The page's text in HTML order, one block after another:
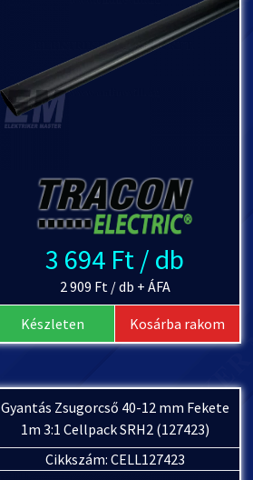
3 694 Ft / db
2 909 Ft / db + ÁFA
Készleten Kosárba rakom
Gyantás Zsugorcső 40-12 mm Fekete
1m 3:1 Cellpack SRH2 (127423)
Cikkszám: CELL127423